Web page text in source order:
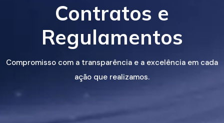
Contratos e
Regulamentos
Compromisso com a transparência e a excelência em cada
ação que realizamos.